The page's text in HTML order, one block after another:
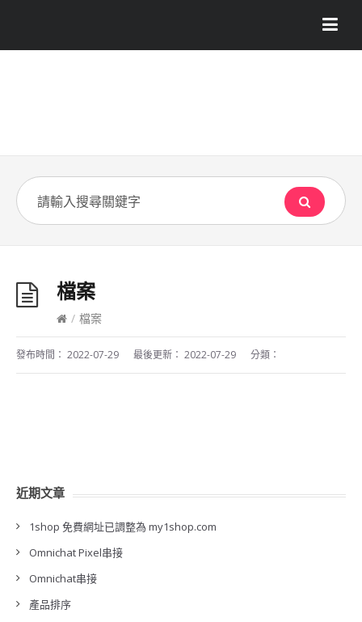
檔案
/ 檔案
發布時間： 2022-07-29 最後更新： 2022-07-29 分類：
近期文章
1shop 免費網址已調整為 my1shop.com
Omnichat Pixel串接
Omnichat串接
產品排序